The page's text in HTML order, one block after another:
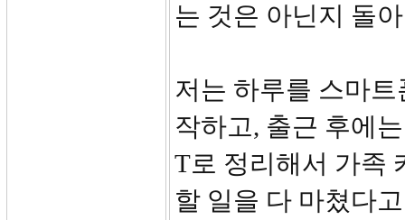
는 것은 아닌지 돌
저는 하루를 스마트
작하고, 출근 후에
T로 정리해서 가족
할 일을 다 마쳤다